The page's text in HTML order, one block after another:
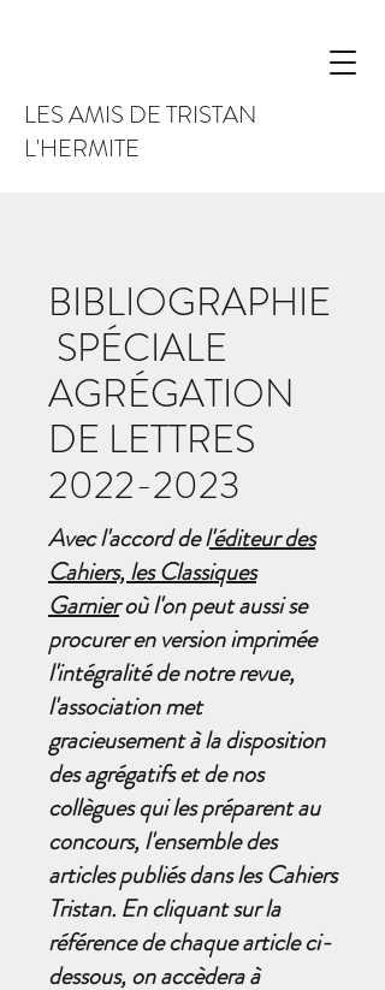
LES AMIS DE TRISTAN
L'HERMITE
BIBLIOGRAPHIE
SPÉCIALE
AGRÉGATION
DE LETTRES
2022-2023
Avec l'accord de l'éditeur des
Cahiers, les Classiques
Garnieroù l'on peut aussi se
procurer en version imprimée
l'intégralité de notre revue,
l'association met
gracieusement à la disposition
des agrégatifs et de nos
collègues qui les préparent au
concours, l'ensemble des
articles publiés dans les Cahiers
Tristan. En cliquant sur la
référence de chaque article ci-
dessous, on accèdera à